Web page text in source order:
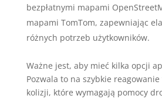
bezpłatnymi mapami
mapami TomTom, zapewniając
różnych potrzeb użytkowników.
Ważne jest, aby mieć kilka opcji
Pozwala to na szybkie
kolizji, które wymagają pomocy